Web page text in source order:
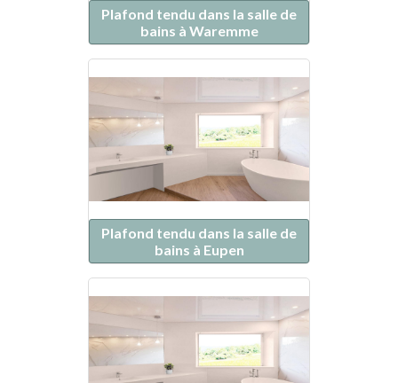
Plafond tendu dans la salle de
bains à Waremme
Plafond tendu dans la salle de
bains à Eupen